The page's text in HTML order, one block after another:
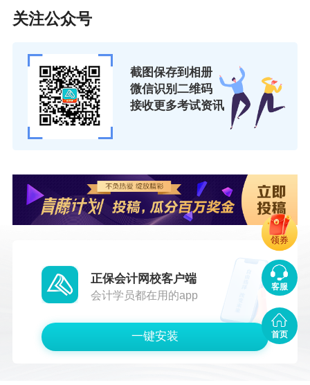
1.申报前规定任职年限的年度考核每出现1次考核
2.受到党纪、政务处分或治安处罚或因犯罪受到
刑事处罚的专业技术人员，在处分、处罚影响
期、服刑期内不得申报。
造假等弄虚作假行为，实行“一票否决”，一经发
现，取消评审资格，从次年起3年内不得申报。
4.有重大经济问题者，以及在经济活动中造成重
大经济损失并定性为主要责任人的，在事故调查
期或影响（处罚）期内不得申报。
第七条 学历、资历条件
关注公众号
截图保存到相册
微信识别二维码
接收更多考试资讯
正保会计网校客户端
会计学员都在用的app
一键安装
客服
首页
领券